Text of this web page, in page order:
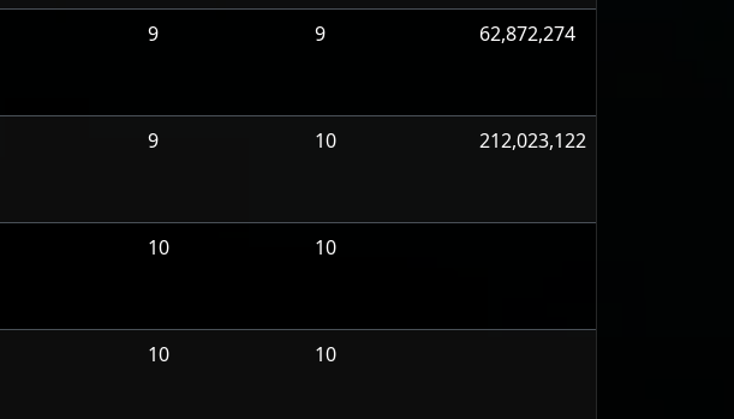
9 9 62,872,274
9 10 212,023,122
10 10
10 10